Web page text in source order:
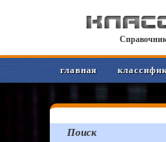
главная
Поиск